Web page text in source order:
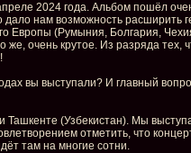
2024 года. Альбом пошёл
нам возможность расширить
Европы (Румыния, Болгария,
очень крутое. Из разряда тех,
вы выступали? И главный
(Узбекистан). Мы
отметить, что
там на многие сотни.